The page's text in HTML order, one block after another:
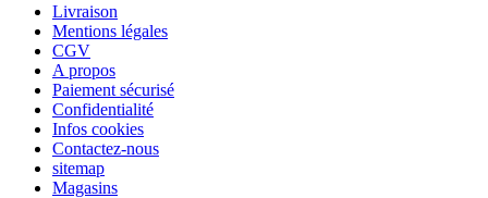
Livraison
Mentions légales
CGV
A propos
Paiement sécurisé
Confidentialité
Infos cookies
Contactez-nous
sitemap
Magasins